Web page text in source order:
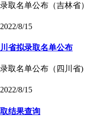
取名单公布（吉林省）
2022/8/15
省拟录取名单公布
取名单公布（四川省)
2022/8/15
结果查询